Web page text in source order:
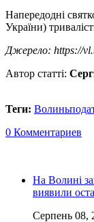
Напередодні
України)
Джерело: https://
Автор статті:
Теги: Волинь
0 Комментариев
На Волині
виявили
Серпень 08,